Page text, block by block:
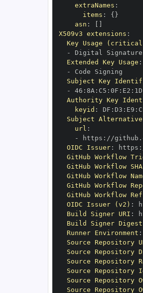
extraNames :
items : { }
asn :
X509v3 extensions :
Key Usage
-
Extended Key Usage :
-
Subject Key
-
46 : 8A : C5 : 0F : E2 : 1D
Authority Key
keyid : DF : D3 : E9 :
Subject
url :
-
https : //
OIDC Issuer: https :
GitHub Workflow
GitHub Workflow SHA
GitHub Workflow
GitHub Workflow
GitHub Workflow Ref
OIDC Issuer (v2) :
Build Signer URI :
Build Signer Digest
Runner Environment :
Source Repository
Source Repository
Source Repository
Source
Source Repository
Source Repository